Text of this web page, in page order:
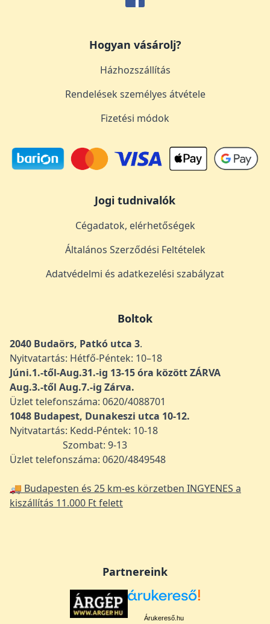
Hogyan vásárolj?
Házhozszállítás
Rendelések személyes átvétele
Fizetési módok
Jogi tudnivalók
Cégadatok, elérhetőségek
Általános Szerződési Feltételek
Adatvédelmi és adatkezelési szabályzat
Boltok
2040 Budaörs, Patkó utca 3.
Nyitvatartás: Hétfő-Péntek: 10–18
Júni.1.-től-Aug.31.-ig 13-15 óra között ZÁRVA
Aug.3.-től Aug.7.-ig Zárva.
Üzlet telefonszáma: 0620/4088701
1048 Budapest, Dunakeszi utca 10-12.
Nyitvatartás: Kedd-Péntek: 10-18
Szombat: 9-13
Üzlet telefonszáma: 0620/4849548
🚚 Budapesten és 25 km-es körzetben INGYENES a
kiszállítás 11.000 Ft felett
Partnereink
Árukereső.hu